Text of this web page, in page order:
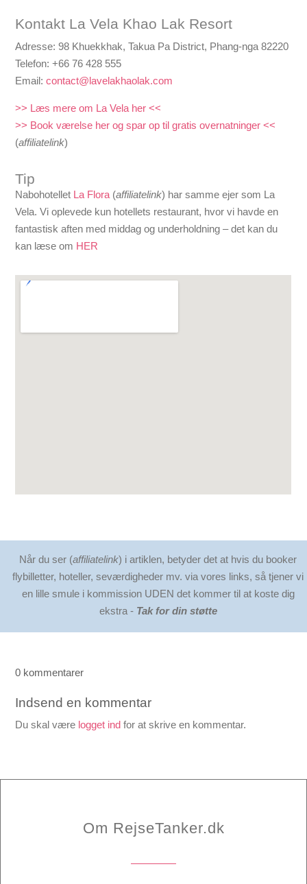
Kontakt La Vela Khao Lak Resort
Adresse: 98 Khuekkhak, Takua Pa District, Phang-nga 82220
Telefon: +66 76 428 555
Email:contact@lavelakhaolak.com
>> Læs mere om La Vela her <<
>> Book værelse her og spar op til gratis overnatninger <<
(affiliatelink)
Tip
Nabohotellet La Flora (affiliatelink) har samme ejer som La
Vela. Vi oplevede kun hotellets restaurant, hvor vi havde en
fantastisk aften med middag og underholdning – det kan du
kan læse om HER
Når du ser (affiliatelink) i artiklen, betyder det at hvis du booker
flybilletter, hoteller, seværdigheder mv. via vores links, så tjener vi
en lille smule i kommission UDEN det kommer til at koste dig
ekstra - Tak for din støtte
0 kommentarer
Indsend en kommentar
Du skal være logget ind for at skrive en kommentar.
Om RejseTanker.dk